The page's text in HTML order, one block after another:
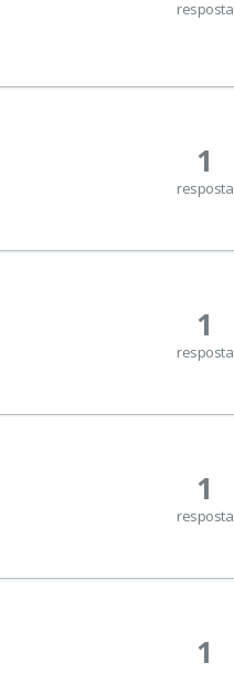
resposta
1
resposta
1
resposta
1
resposta
1